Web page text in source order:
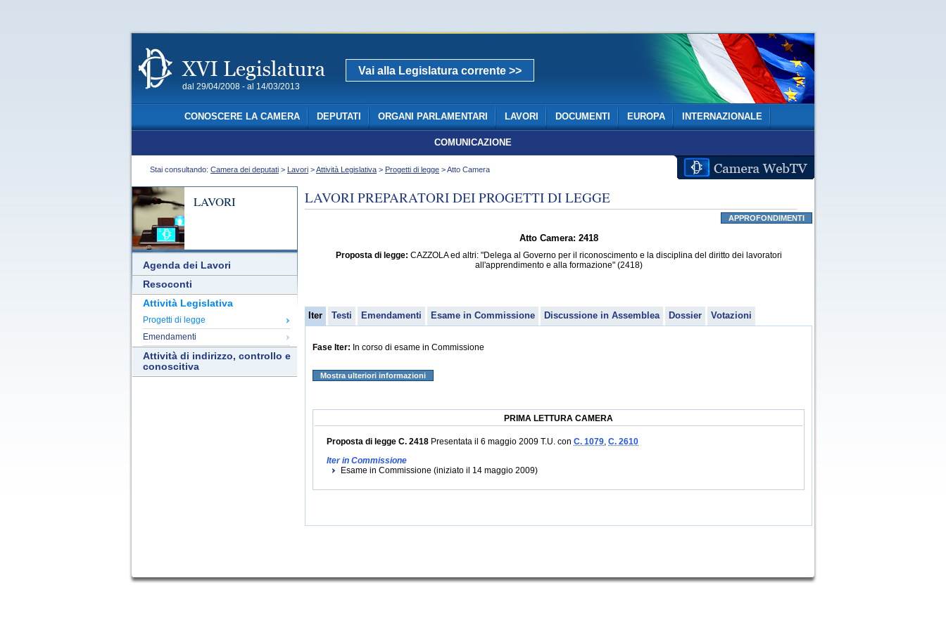
dal 29/04/2008 - al 14/03/2013
Vai alla Legislatura corrente >>
CONOSCERE LA CAMERA DEPUTATI ORGANI PARLAMENTARI LAVORI DOCUMENTI EUROPA INTERNAZIONALE
COMUNICAZIONE
Stai consultando: Camera dei deputati > Lavori >Attività Legislativa > Progetti di legge > Atto Camera
LAVORI
Agenda dei Lavori
Resoconti
Attività Legislativa
Progetti di legge
Emendamenti
Attività di indirizzo, controllo e
conoscitiva
LAVORI PREPARATORI DEI PROGETTI DI LEGGE
APPROFONDIMENTI
Atto Camera: 2418
Proposta di legge: CAZZOLA ed altri: "Delega al Governo per il riconoscimento e la disciplina del diritto dei lavoratori
all'apprendimento e alla formazione" (2418)
Iter Testi Emendamenti Esame in Commissione Discussione in Assemblea Dossier Votazioni
Fase Iter: In corso di esame in Commissione
Mostra ulteriori informazioni
PRIMA LETTURA CAMERA
Proposta di legge C. 2418 Presentata il 6 maggio 2009 T.U. con C. 1079, C. 2610
Iter in Commissione
Esame in Commissione (iniziato il 14 maggio 2009)